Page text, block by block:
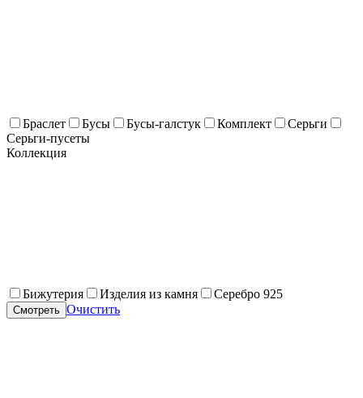
Браслет Бусы Бусы-галстук Комплект
Серьги
Серьги-пусеты
Коллекция
Бижутерия Изделия из камня Серебро 925
Смотреть Очистить